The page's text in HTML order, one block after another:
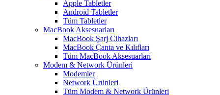
Apple Tabletler
Android Tabletler
Tüm Tabletler
MacBook Aksesuarları
MacBook Şarj Cihazları
MacBook Çanta ve Kılıfları
Tüm MacBook Aksesuarları
Modem & Network Ürünleri
Modemler
Network Ürünleri
Tüm Modem & Network Ürünleri